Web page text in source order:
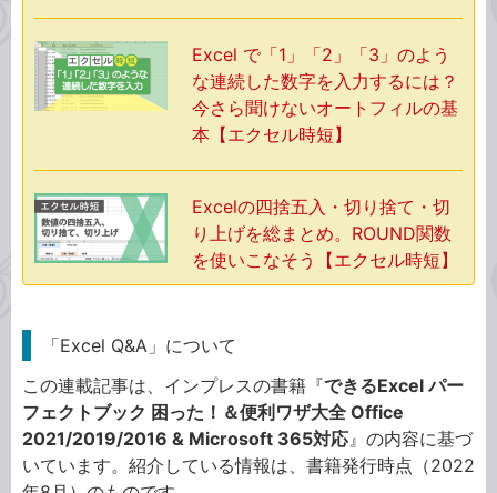
Excel で「1」「2」「3」のよう
な連続した数字を入力するには？
今さら聞けないオートフィルの基
本【エクセル時短】
Excelの四捨五入・切り捨て・切
り上げを総まとめ。ROUND関数
を使いこなそう【エクセル時短】
「Excel Q&A」について
この連載記事は、インプレスの書籍『できるExcel パー
フェクトブック 困った！＆便利ワザ大全 Office
2021/2019/2016 & Microsoft 365対応』の内容に基づ
いています。紹介している情報は、書籍発行時点（2022